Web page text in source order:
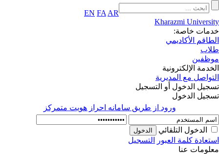
EN FA AR
Kharazmi
خاصة:
الأكاديمي
الإلكترونية
مع المديرية
الدخول أو التسجيل
الدخول
ورود از طريق سامانه احراز هويت متمركز
الدخول التلقائي
كلمة العبور التسجیل
عنا